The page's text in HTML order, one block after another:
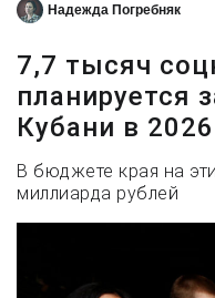
Надежда Погребняк
7,7 тысяч
планируется
Кубани в
В бюджете края на
миллиарда рублей